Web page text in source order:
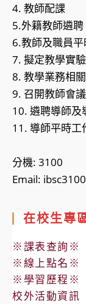
4. 教師配課
5.外籍教師遴聘
6.教師及職員
7. 擬定教學實
8. 教學業務相
9. 召開教師會
10. 遴聘導師及
11. 導師平時工
分機: 3100
Email:
在校生專
※課表查詢※
※線上點名※
※學習歷程※
校外活動資訊